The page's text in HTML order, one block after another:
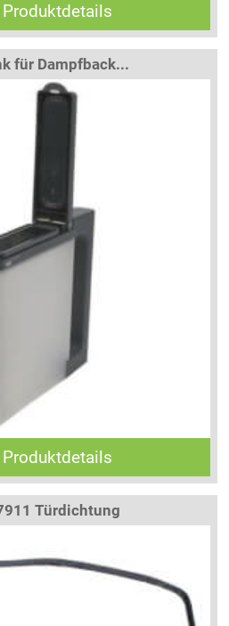
für Dampfback...
Türdichtung